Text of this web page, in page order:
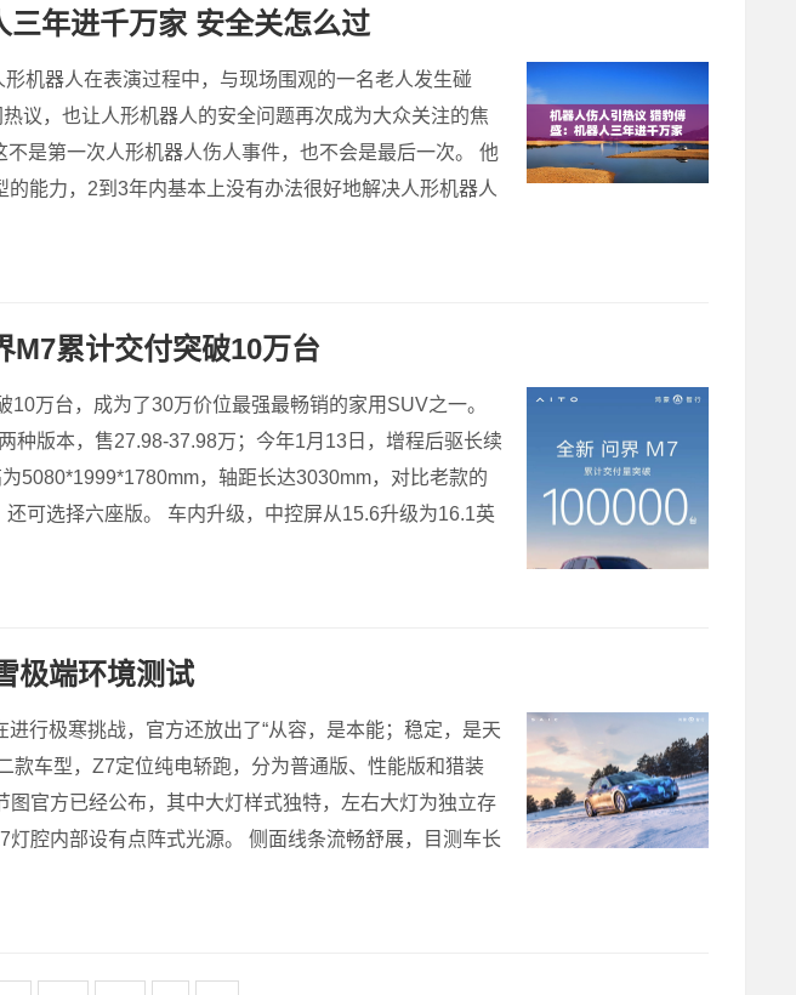
年进千万家 安全关怎么过
机器人在表演过程中，与现场围观的一名老人发生碰
议，也让人形机器人的安全问题再次成为大众关注的焦
是第一次人形机器人伤人事件，也不会是最后一次。 他
能力，2到3年内基本上没有办法很好地解决人形机器人
M7累计交付突破10万台
万台，成为了30万价位最强最畅销的家用SUV之一。
种版本，售27.98-37.98万；今年1月13日，增程后驱长续
5080*1999*1780mm，轴距长达3030mm，对比老款的
可选择六座版。 车内升级，中控屏从15.6升级为16.1英
极端环境测试
行极寒挑战，官方还放出了“从容，是本能；稳定，是天
款车型，Z7定位纯电轿跑，分为普通版、性能版和猎装
官方已经公布，其中大灯样式独特，左右大灯为独立存
腔内部设有点阵式光源。 侧面线条流畅舒展，目测车长